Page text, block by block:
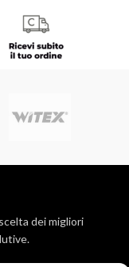
dei migliori